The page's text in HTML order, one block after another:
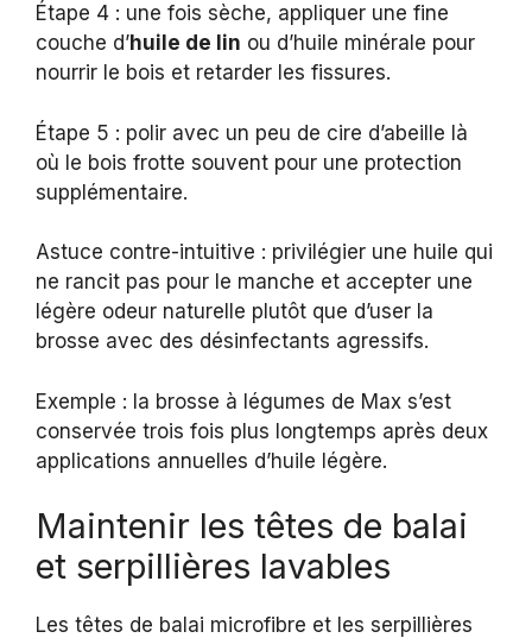
Étape 4 : une fois sèche, appliquer une fine
couche d’huile de lin ou d’huile minérale pour
nourrir le bois et retarder les fissures.
Étape 5 : polir avec un peu de cire d’abeille là
où le bois frotte souvent pour une protection
supplémentaire.
Astuce contre-intuitive : privilégier une huile qui
ne rancit pas pour le manche et accepter une
légère odeur naturelle plutôt que d’user la
brosse avec des désinfectants agressifs.
Exemple : la brosse à légumes de Max s’est
conservée trois fois plus longtemps après deux
applications annuelles d’huile légère.
Maintenir les têtes de balai
et serpillières lavables
Les têtes de balai microfibre et les serpillières